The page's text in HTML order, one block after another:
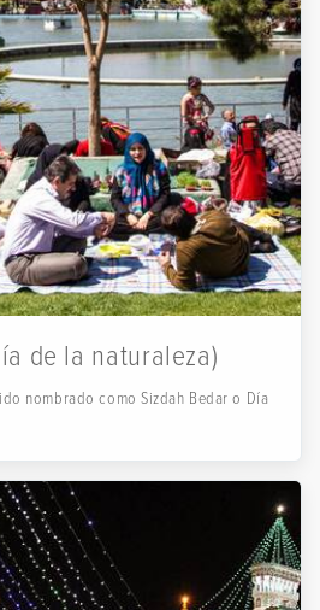
de la naturaleza)
nombrado como Sizdah Bedar o Día